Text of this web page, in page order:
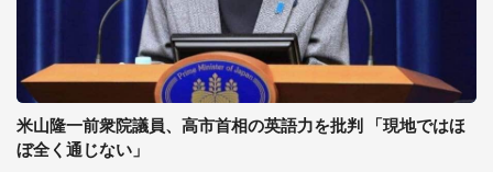
米山隆一前衆院議員、高市首相の英語力を批判 「現地ではほ
ぼ全く通じない」